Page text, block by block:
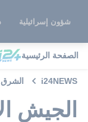
شؤون إسرائيلية
الصفحة الرئيسية
i24NEWS